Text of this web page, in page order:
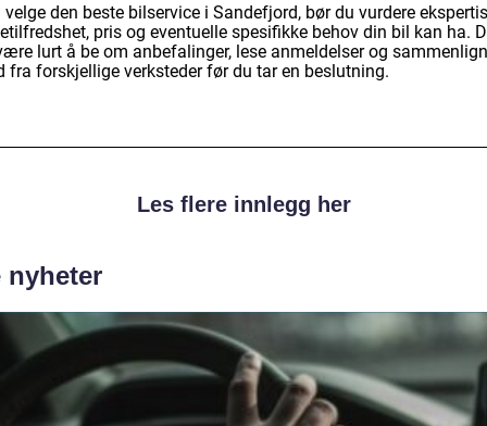
velge den beste bilservice i Sandefjord, bør du vurdere
pris og eventuelle spesifikke behov din bil kan ha.
lurt å be om anbefalinger, lese anmeldelser og
fra forskjellige verksteder før du tar en beslutning.
Les flere innlegg her
nyheter